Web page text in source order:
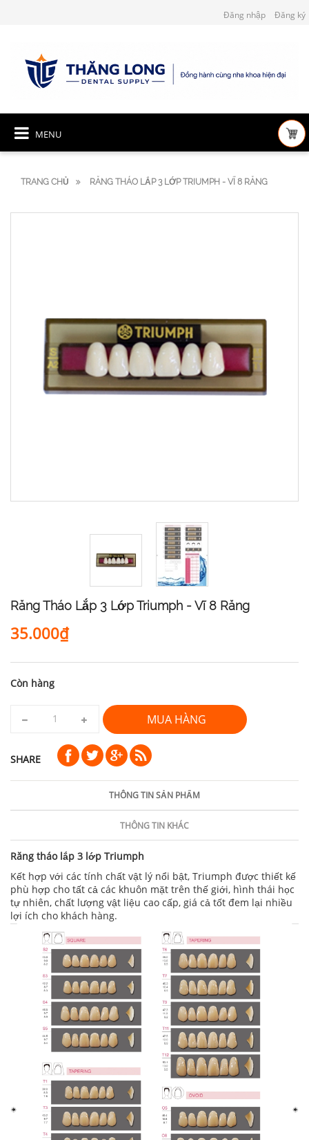
Đăng nhập Đăng ký
MENU
TRANG CHỦ RĂNG THÁO LẮP 3 LỚP TRIUMPH - VĨ 8 RĂNG
Răng Tháo Lắp 3 Lớp Triumph - Vĩ 8 Răng
35.000₫
Còn hàng
MUA HÀNG
SHARE
THÔNG TIN SẢN PHẨM
THÔNG TIN KHÁC
Răng tháo lắp 3 lớp Triumph
Kết hợp với các tính chất vật lý nổi bật, Triumph được thiết kế
phù hợp cho tất cả các khuôn mặt trên thế giới, hình thái học
tự nhiên, chất lượng vật liệu cao cấp, giá cả tốt đem lại nhiều
lợi ích cho khách hàng.